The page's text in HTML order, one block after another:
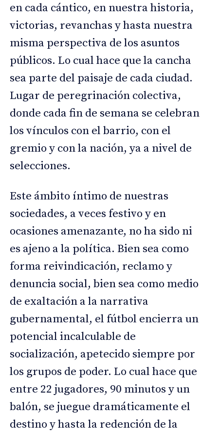
en cada cántico, en nuestra historia,
victorias, revanchas y hasta nuestra
misma perspectiva de los asuntos
públicos. Lo cual hace que la cancha
sea parte del paisaje de cada ciudad.
Lugar de peregrinación colectiva,
donde cada fin de semana se celebran
los vínculos con el barrio, con el
gremio y con la nación, ya a nivel de
selecciones.
Este ámbito íntimo de nuestras
sociedades, a veces festivo y en
ocasiones amenazante, no ha sido ni
es ajeno a la política. Bien sea como
forma reivindicación, reclamo y
denuncia social, bien sea como medio
de exaltación a la narrativa
gubernamental, el fútbol encierra un
potencial incalculable de
socialización, apetecido siempre por
los grupos de poder. Lo cual hace que
entre 22 jugadores, 90 minutos y un
balón, se juegue dramáticamente el
destino y hasta la redención de la